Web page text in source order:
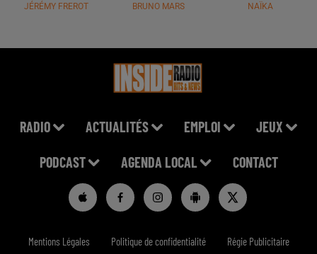
JÉRÉMY FREROT BRUNO MARS NAÏKA
RADIO ACTUALITÉS EMPLOI JEUX
PODCAST AGENDA LOCAL CONTACT
Mentions Légales Politique de confidentialité Régie Publicitaire